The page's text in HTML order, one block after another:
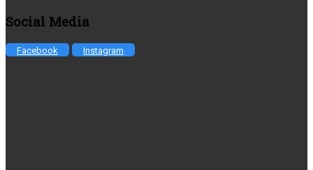
Social Media
Facebook Instagram